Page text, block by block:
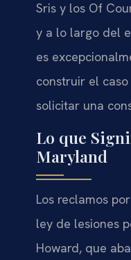
Sris y los Of
y a lo largo del
es
construir el
solicitar una
Lo que
Maryland
Los reclamos
ley de lesiones
Howard, que